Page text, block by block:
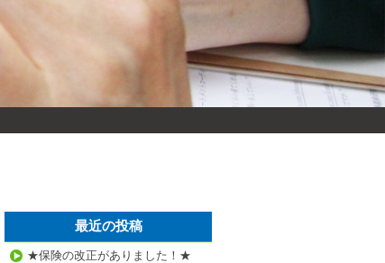
最近の投稿
★保険の改正がありました！★